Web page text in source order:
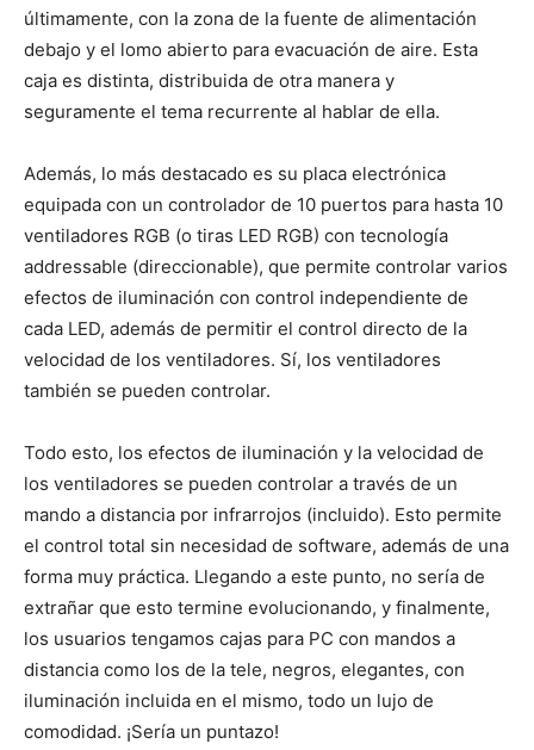
últimamente, con la zona de la fuente de alimentación
debajo y el lomo abierto para evacuación de aire. Esta
caja es distinta, distribuida de otra manera y
seguramente el tema recurrente al hablar de ella.
Además, lo más destacado es su placa electrónica
equipada con un controlador de 10 puertos para hasta 10
ventiladores RGB (o tiras LED RGB) con tecnología
addressable (direccionable), que permite controlar varios
efectos de iluminación con control independiente de
cada LED, además de permitir el control directo de la
velocidad de los ventiladores. Sí, los ventiladores
también se pueden controlar.
Todo esto, los efectos de iluminación y la velocidad de
los ventiladores se pueden controlar a través de un
mando a distancia por infrarrojos (incluido). Esto permite
el control total sin necesidad de software, además de una
forma muy práctica. Llegando a este punto, no sería de
extrañar que esto termine evolucionando, y finalmente,
los usuarios tengamos cajas para PC con mandos a
distancia como los de la tele, negros, elegantes, con
iluminación incluida en el mismo, todo un lujo de
comodidad. ¡Sería un puntazo!